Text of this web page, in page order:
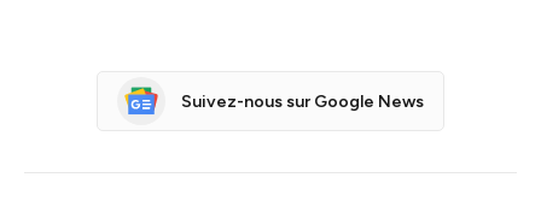
Suivez-nous sur Google News